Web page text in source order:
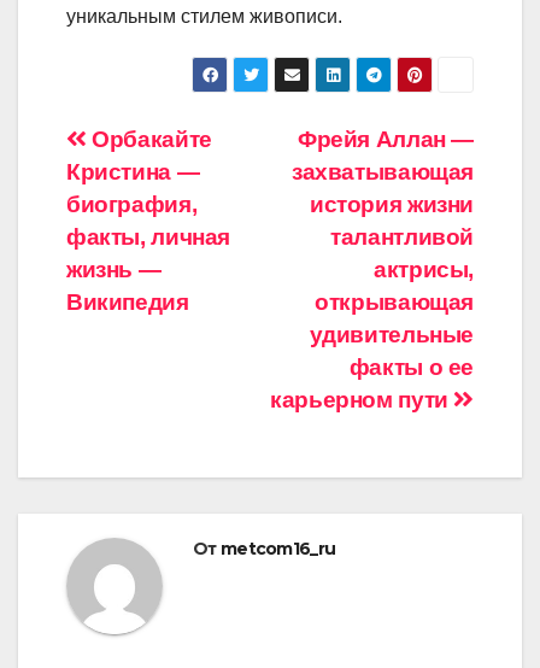
уникальным стилем живописи.
Навигация
по
записям
Фрейя Аллан —
захватывающая
история жизни
талантливой
актрисы,
открывающая
удивительные
факты о ее
карьерном пути
Орбакайте
Кристина —
биография,
факты, личная
жизнь —
Википедия
От metcom16_ru